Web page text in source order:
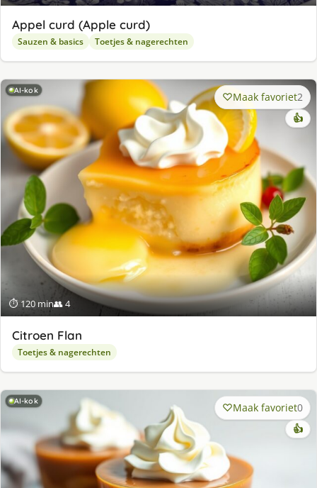
Appel curd (Apple curd)
Sauzen & basics Toetjes & nagerechten
AI-kok
⏱ 120 min👥 4
Maak favoriet2
👍
Citroen Flan
Toetjes & nagerechten
AI-kok Maak favoriet0
👍